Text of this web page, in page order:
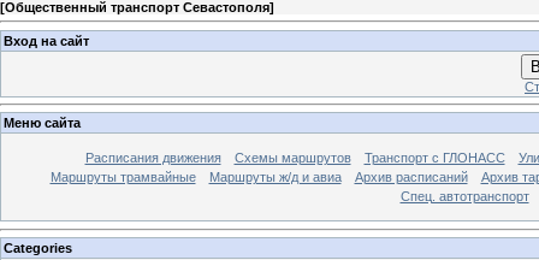
[Общественный транспорт Севастополя]
Вход на сайт
Меню сайта
Расписания движения Схемы маршрутов Транспорт с ГЛОНАСС
Маршруты трамвайные
Маршруты ж/д и авиа Архив расписаний
Архив
Спец. автотранспорт
Categories